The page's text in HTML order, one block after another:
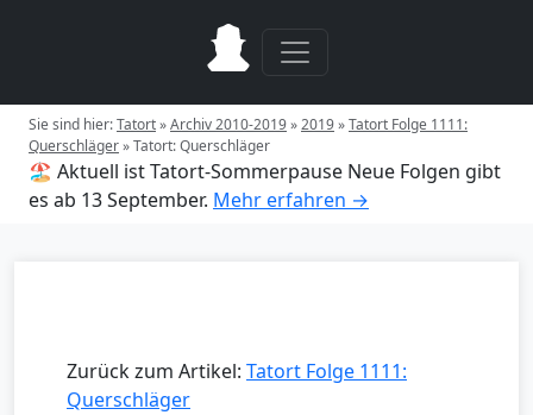
Sie sind hier:Tatort»Archiv 2010-2019»2019»Tatort Folge 1111:
Querschläger»Tatort: Querschläger
🏖️ Aktuell ist Tatort-Sommerpause Neue Folgen gibt
es ab 13 September. Mehr erfahren →
Zurück zum Artikel: Tatort Folge 1111:
Querschläger